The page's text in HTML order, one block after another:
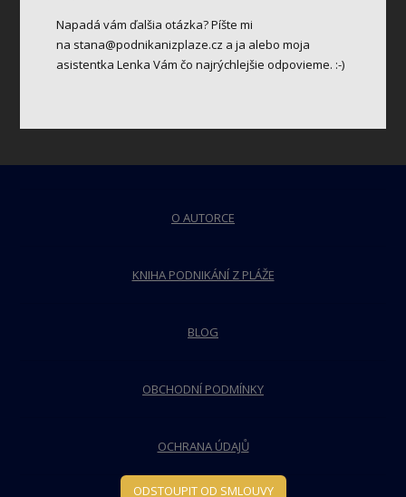
Napadá vám ďalšia otázka? Píšte mi
na stana@podnikanizplaze.cz a ja alebo moja
asistentka Lenka Vám čo najrýchlejšie odpovieme. :-)
O AUTORCE
KNIHA PODNIKÁNÍ Z PLÁŽE
BLOG
OBCHODNÍ PODMÍNKY
OCHRANA ÚDAJŮ
ODSTOUPIT OD SMLOUVY